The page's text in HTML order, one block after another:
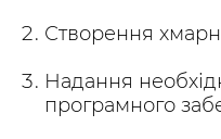
Створення
Надання
програмного